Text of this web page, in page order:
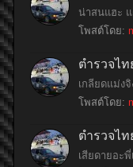
น่าสนแฮะ
โพสต์โดย:
ตำรวจไ
เกลียดแม่ง
โพสต์โดย:
ตำรวจไ
เสียดายอะ